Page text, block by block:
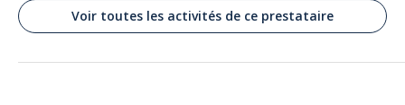
Voir toutes les activités de ce prestataire